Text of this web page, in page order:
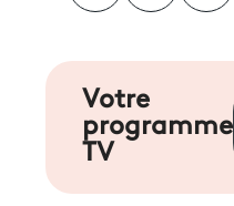
Votre
programme
TV